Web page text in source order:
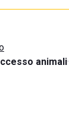
animali·